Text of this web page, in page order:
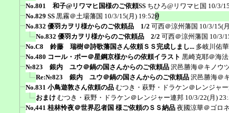
No.801 和子@リワマヒ国様のご依頼SS ちひろ@リワマヒ国 10/3/
No.829 SS 黒霧＠土場藩国 10/3/15(月) 19:52
No.832 優羽カヲリ様からのご依頼品 1/2 可西＠涼州藩国 10/3/15(
No.832 優羽カヲリ様からのご依頼品 2/2 可西＠涼州藩国 10/3/
No.C8 鈴藤 瑞樹＠詩歌藩国さん依頼ＳＳ完成しまし... 多岐川佑
No.480 コール・ポー＠星鋼京様からの依頼イラスト 黒崎克耶＠海
№823 銀内 ユウ＠鍋の国さんからのご依頼品 沢邑勝海＠キノウ
Re:№823 銀内 ユウ＠鍋の国さんからのご依頼品 沢邑勝海＠
No.831 小鳥遊敦さん依頼の品 むつき・萩野・ドラケン＠レンジャ
おまけ むつき・萩野・ドラケン＠レンジャー連邦 10/3/22(月)
No,441 桂林怜夜＠世界忍者国 様ご依頼のＳＳ納品 夜國涼華＠ゴロ